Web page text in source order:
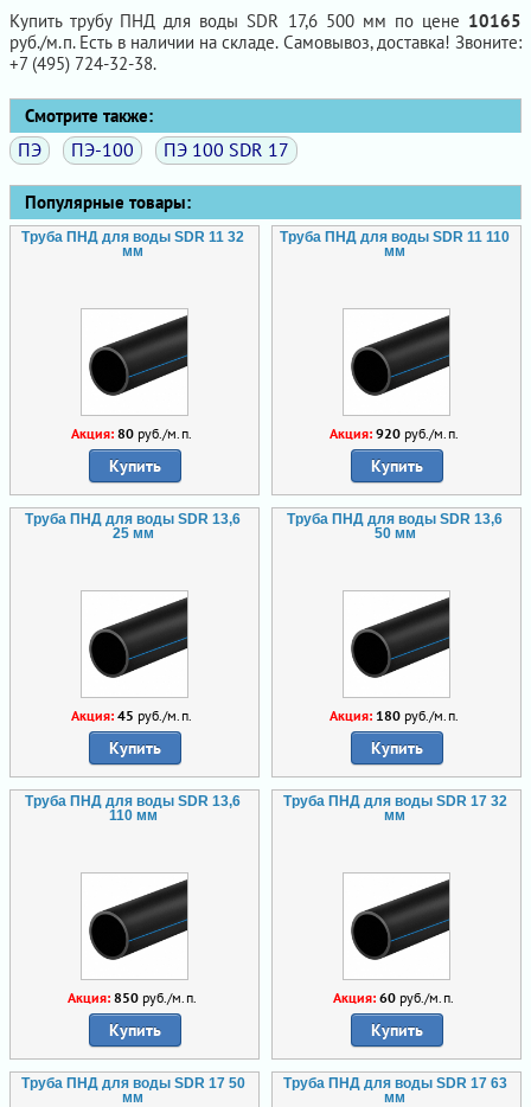
Купить трубу ПНД для воды SDR 17,6 500 мм по цене 10165
руб./м.п. Есть в наличии на складе. Самовывоз, доставка! Звоните:
+7 (495) 724-32-38.
Смотрите также:
ПЭ ПЭ-100 ПЭ 100 SDR 17
Популярные товары:
Труба ПНД для воды SDR 11 32
мм
Акция: 80 руб./м.п.
Купить
Труба ПНД для воды SDR 11 110
мм
Акция: 920руб./м.п.
Купить
Труба ПНД для воды SDR 13,6
25 мм
Акция: 45 руб./м.п.
Купить
Труба ПНД для воды SDR 13,6
50 мм
Акция: 180руб./м.п.
Купить
Труба ПНД для воды SDR 13,6
110 мм
Акция: 850руб./м.п.
Купить
Труба ПНД для воды SDR 17 32
мм
Акция: 60 руб./м.п.
Купить
Труба ПНД для воды SDR 17 50
мм
Труба ПНД для воды SDR 17 63
мм